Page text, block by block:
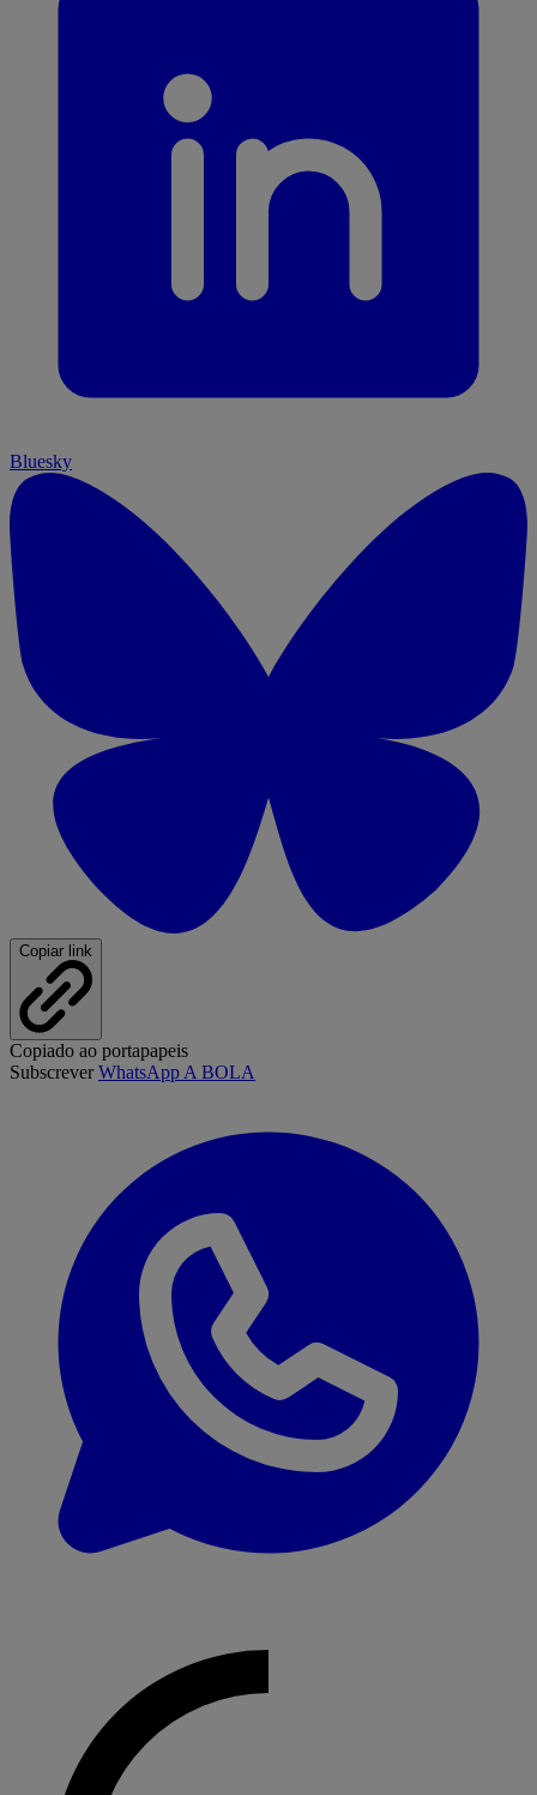
Bluesky
Copiar link
Copiado ao portapapeis
SubscreverWhatsApp A BOLA